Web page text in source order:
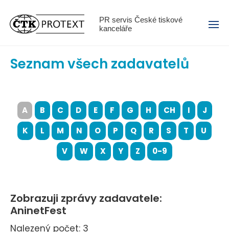
PR servis České tiskové
kanceláře
Menu
Seznam všech zadavatelů
A B C D E F G H CH I
J
K
L M N O P Q R S T
U
V
W X Y Z 0-9
Zobrazuji zprávy zadavatele:
AninetFest
Nalezený počet: 3